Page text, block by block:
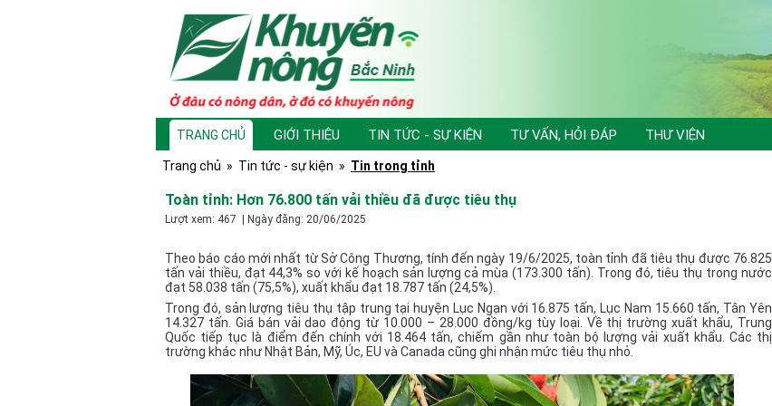
TRANG CHỦ GIỚI THIỆU TIN TỨC - SỰ KIỆN TƯ VẤN, HỎI ĐÁP THƯ VIỆN
Trang chủ » Tin tức - sự kiện » Tin trong tỉnh
Toàn tỉnh: Hơn 76.800 tấn vải thiều đã được tiêu thụ
Lượt xem: 467 | Ngày đăng: 20/06/2025
Theo báo cáo mới nhất từ Sở Công Thương, tính đến ngày 19/6/2025, toàn tỉnh đã tiêu thụ được 76.825
tấn vải thiều, đạt 44,3% so với kế hoạch sản lượng cả mùa (173.300 tấn). Trong đó, tiêu thụ trong nước
đạt 58.038 tấn (75,5%), xuất khẩu đạt 18.787 tấn (24,5%).
Trong đó, sản lượng tiêu thụ tập trung tại huyện Lục Ngạn với 16.875 tấn, Lục Nam 15.660 tấn, Tân Yên
14.327 tấn. Giá bán vải dao động từ 10.000 – 28.000 đồng/kg tùy loại. Về thị trường xuất khẩu, Trung
Quốc tiếp tục là điểm đến chính với 18.464 tấn, chiếm gần như toàn bộ lượng vải xuất khẩu. Các thị
trường khác như Nhật Bản, Mỹ, Úc, EU và Canada cũng ghi nhận mức tiêu thụ nhỏ.